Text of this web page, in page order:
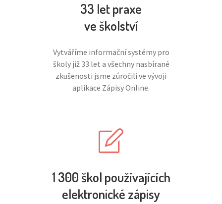
33 let praxe
ve školství
Vytváříme informační systémy pro
školy již 33 let a všechny nasbírané
zkušenosti jsme zúročili ve vývoji
aplikace Zápisy Online.
1 300 škol používajících
elektronické zápisy